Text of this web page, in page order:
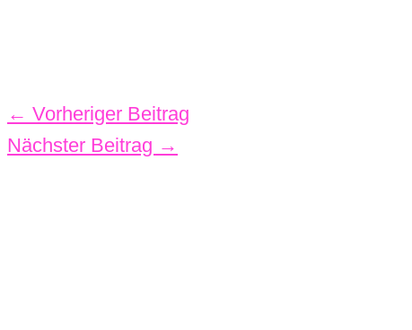
← Vorheriger Beitrag
Nächster Beitrag →